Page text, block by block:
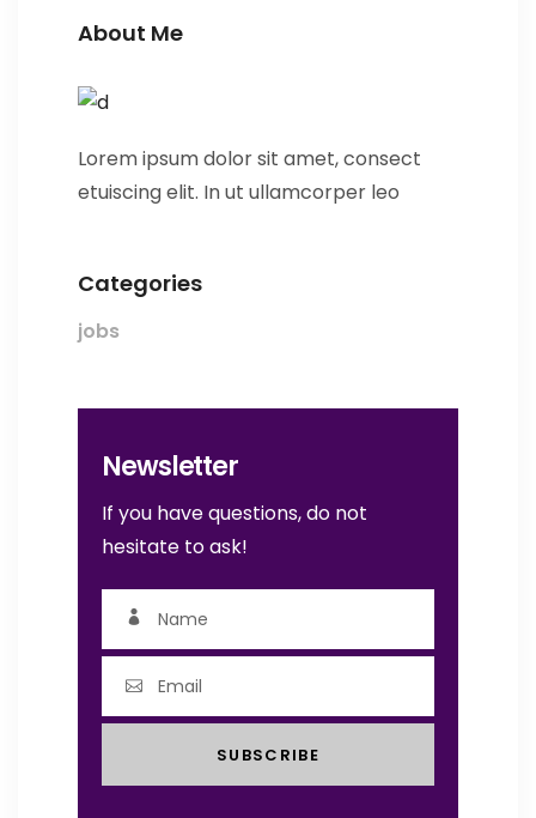
About Me
Lorem ipsum dolor sit amet, consect
etuiscing elit. In ut ullamcorper leo
Categories
jobs
Newsletter
If you have questions, do not
hesitate to ask!